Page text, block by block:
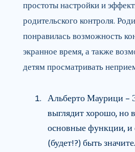
простоты настройки и
родительского контроля.
понравилась возможность
экранное время, а также
детям просматривать
Альберто Маурици –
выглядит хорошо, но
основные функции, и
(будет!?) быть